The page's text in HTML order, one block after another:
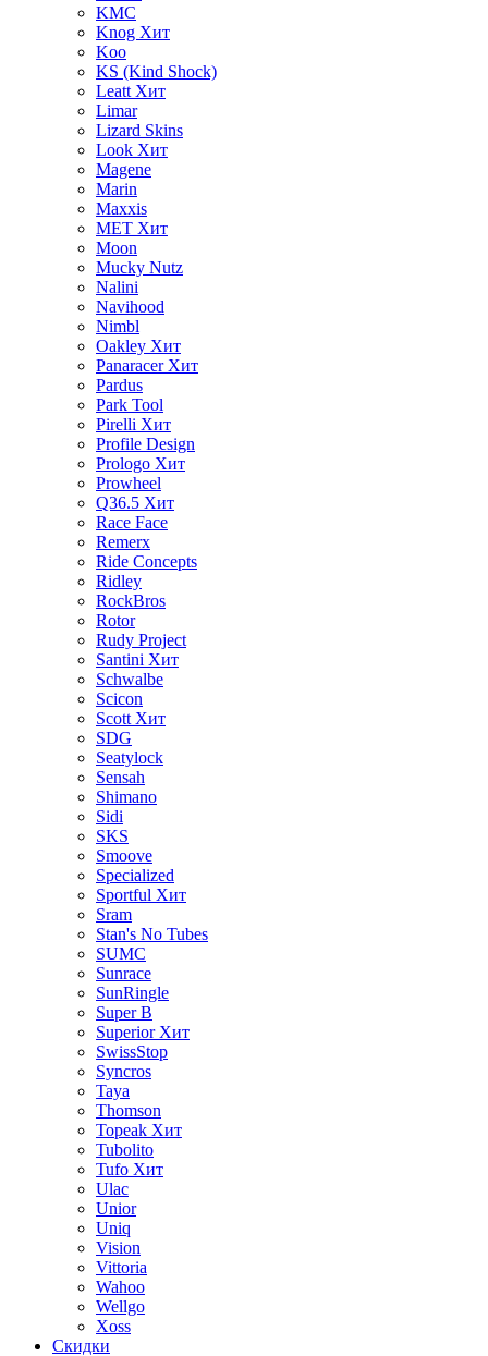
KMC
Knog Хит
Koo
KS (Kind Shock)
Leatt Хит
Limar
Lizard Skins
Look Хит
Magene
Marin
Maxxis
MET Хит
Moon
Mucky Nutz
Nalini
Navihood
Nimbl
Oakley Хит
Panaracer Хит
Pardus
Park Tool
Pirelli Хит
Profile Design
Prologo Хит
Prowheel
Q36.5 Хит
Race Face
Remerx
Ride Concepts
Ridley
RockBros
Rotor
Rudy Project
Santini Хит
Schwalbe
Scicon
Scott Хит
SDG
Seatylock
Sensah
Shimano
Sidi
SKS
Smoove
Specialized
Sportful Хит
Sram
Stan's No Tubes
SUMC
Sunrace
SunRingle
Super B
Superior Хит
SwissStop
Syncros
Taya
Thomson
Topeak Хит
Tubolito
Tufo Хит
Ulac
Unior
Uniq
Vision
Vittoria
Wahoo
Wellgo
Xoss
Скидки